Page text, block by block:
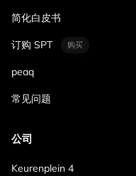
简化白皮书
订购 SPT 购买
peaq
常见问题
公司
Keurenplein 4